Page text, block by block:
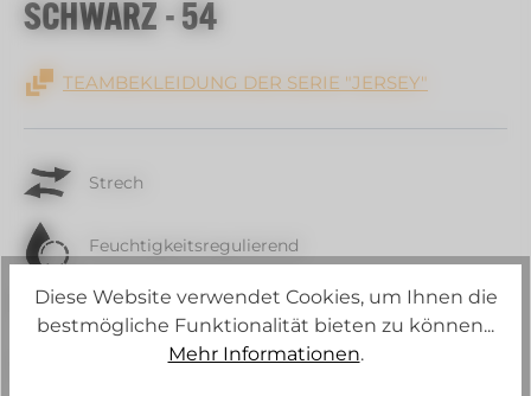
SCHWARZ - 54
TEAMBEKLEIDUNG DER SERIE "JERSEY"
Strech
Feuchtigkeitsregulierend
Schadstoffgeprüft
Diese Website verwendet Cookies, um Ihnen die
bestmögliche Funktionalität bieten zu können...
Mehr Informationen.